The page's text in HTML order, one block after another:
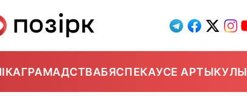
ГРАМАДСТВАБЯСПЕКАУСЕ АРТЫКУЛЫ